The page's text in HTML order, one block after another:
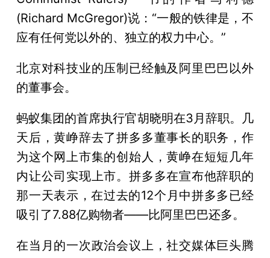
(Richard McGregor)说：“一般的铁律是，不
应有任何党以外的、独立的权力中心。”
北京对科技业的压制已经触及阿里巴巴以外
的董事会。
蚂蚁集团的首席执行官胡晓明在3月辞职。几
天后，黄峥辞去了拼多多董事长的职务，作
为这个网上市集的创始人，黄峥在短短几年
内让公司实现上市。拼多多在宣布他辞职的
那一天表示，在过去的12个月中拼多多已经
吸引了7.88亿购物者——比阿里巴巴还多。
在当月的一次政治会议上，社交媒体巨头腾